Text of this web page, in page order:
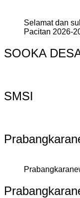
Selamat dan
Pacitan 2026-
SOOKA
SMSI